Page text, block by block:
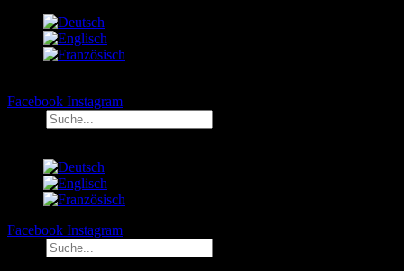
Facebook Instagram
Facebook Instagram